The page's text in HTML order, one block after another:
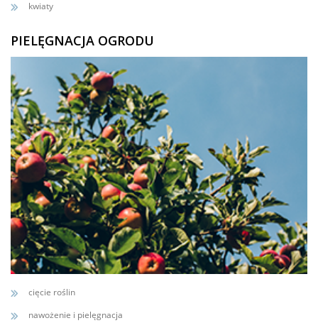
kwiaty
PIELĘGNACJA OGRODU
cięcie roślin
nawożenie i pielęgnacja